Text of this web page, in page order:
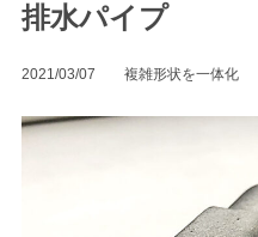
排水パイプ
2021/03/07 複雑形状を一体化